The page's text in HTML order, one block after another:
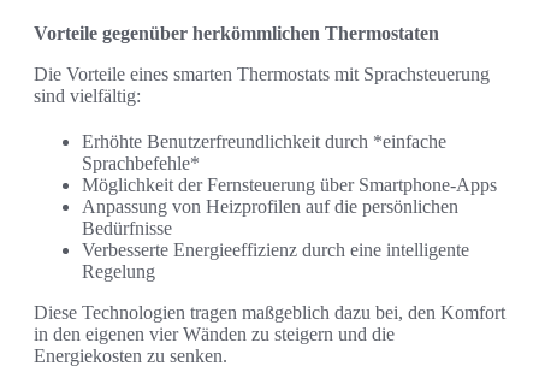
Vorteile gegenüber herkömmlichen Thermostaten
Die Vorteile eines smarten Thermostats mit Sprachsteuerung
sind vielfältig:
Erhöhte Benutzerfreundlichkeit durch *einfache
Sprachbefehle*
Möglichkeit der Fernsteuerung über Smartphone-Apps
Anpassung von Heizprofilen auf die persönlichen
Bedürfnisse
Verbesserte Energieeffizienz durch eine intelligente
Regelung
Diese Technologien tragen maßgeblich dazu bei, den Komfort
in den eigenen vier Wänden zu steigern und die
Energiekosten zu senken.